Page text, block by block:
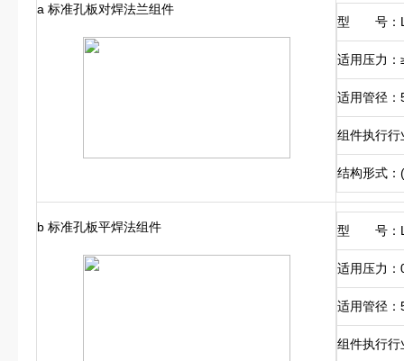
a 标准孔板对焊法兰组件
型 号：
适用压力
适用管径
组件执行行
结构形式
b 标准孔板平焊法组件 型 号：
适用压力
适用管径
组件执行行